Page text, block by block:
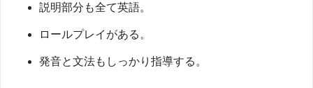
説明部分も全て英語。
ロールプレイがある。
発音と文法もしっかり指導する。